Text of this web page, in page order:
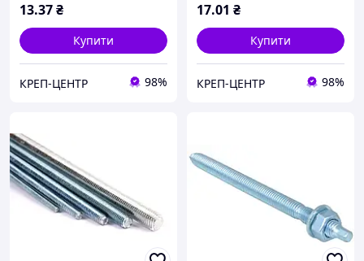
13.37₴
Купити
КРЕП-ЦЕНТР 98%
17.01 ₴
Купити
КРЕП-ЦЕНТР 98%